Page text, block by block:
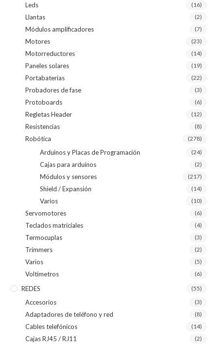
Leds (16)
Llantas (2)
Módulos amplificadores (7)
Motores (23)
Motorreductores (14)
Paneles solares (19)
Portabaterias (22)
Probadores de fase (3)
Protoboards (6)
Regletas Header (12)
Resistencias (8)
Robótica (278)
Arduinos y Placas de Programación (24)
Cajas para arduinos (2)
Módulos y sensores (217)
Shield / Expansión (14)
Varios (10)
Servomotores (6)
Teclados matriciales (4)
Termocuplas (3)
Trimmers (2)
Varios (5)
Voltímetros (6)
REDES (55)
Accesorios (3)
Adaptadores de teléfono y red (8)
Cables telefónicos (14)
Cajas RJ45 / RJ11 (2)